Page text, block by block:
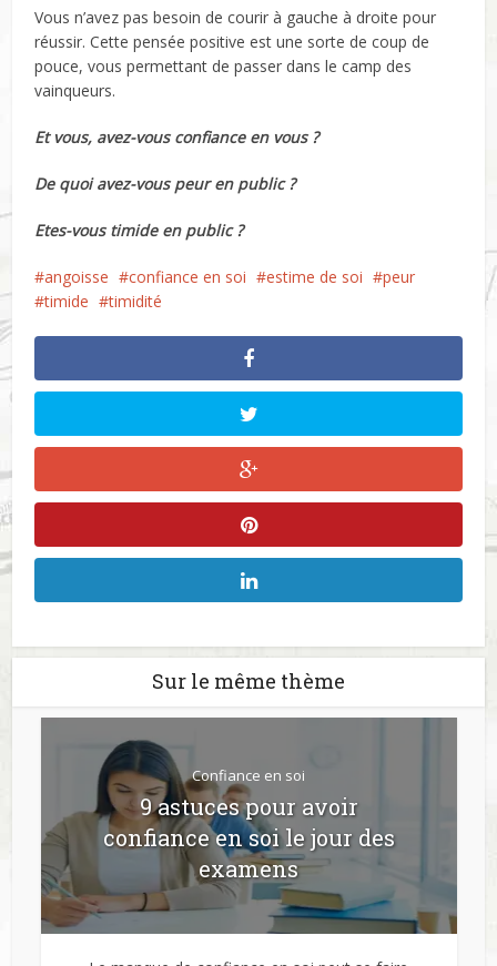
Vous n’avez pas besoin de courir à gauche à droite pour
réussir. Cette pensée positive est une sorte de coup de
pouce, vous permettant de passer dans le camp des
vainqueurs.
Et vous, avez-vous confiance en vous ?
De quoi avez-vous peur en public ?
Etes-vous timide en public ?
angoisse confiance en soi estime de soi
peur
timide
timidité
Sur le même thème
Confiance en soi
9 astuces pour avoir
confiance en soi le jour des
examens